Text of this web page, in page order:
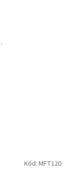
.
Kód: MFT120